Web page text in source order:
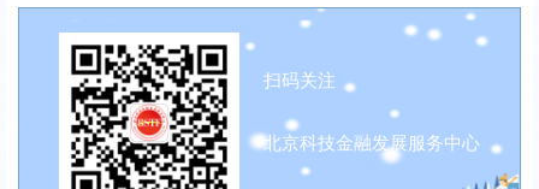
扫码关注
北京科技金融发展服务中心